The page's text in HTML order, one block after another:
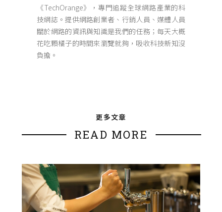
《TechOrange》，專門追蹤全球網路產業的科
技網誌。提供網路創業者、行銷人員、媒體人員
關於網路的資訊與知識是我們的任務；每天大概
花吃顆橘子的時間來瀏覽就夠，吸收科技新知沒
負擔。
更多文章
READ MORE